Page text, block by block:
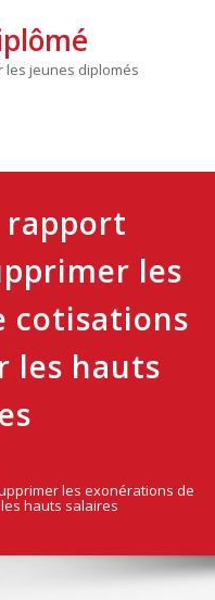
les jeunes diplomés
MASQUER
rapport
les
cotisations
les hauts
les exonérations de
hauts salaires